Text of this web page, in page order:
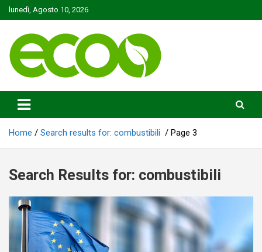
Skip
to
lunedì, Agosto 10, 2026
Ecoo.it
Home Search results for: combustibili Page 3
Search Results for: combustibili